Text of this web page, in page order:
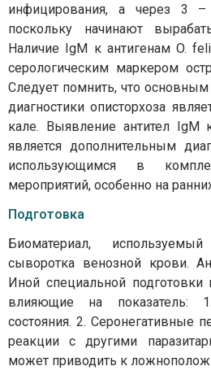
инфицирования, а через 3
поскольку начинают
Наличие IgМ к антигенам O.
серологическим маркером
Следует помнить, что
диагностики описторхоза
кале. Выявление антител IgМ
является дополнительным
использующимся в
мероприятий, особенно на
Подготовка
Биоматериал,
сыворотка венозной крови.
Иной специальной подготовки
влияющие на показатель:
состояния. 2. Серонегативные
реакции с другими
может приводить к